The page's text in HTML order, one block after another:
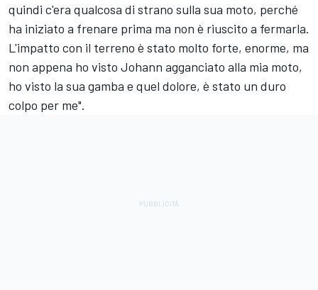
quindi c'era qualcosa di strano sulla sua moto, perché
ha iniziato a frenare prima ma non è riuscito a fermarla.
L'impatto con il terreno è stato molto forte, enorme, ma
non appena ho visto Johann agganciato alla mia moto,
ho visto la sua gamba e quel dolore, è stato un duro
colpo per me".